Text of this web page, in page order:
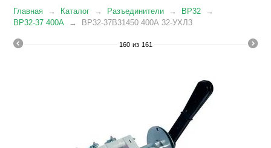
Главная Каталог Разъединители
ВР32
ВР32-37 400А
ВР32-37B31450 400А 32-УХЛ3
160 из 161